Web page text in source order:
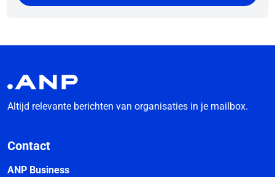
Altijd relevante berichten van organisaties in je mailbox.
Contact
ANP Business